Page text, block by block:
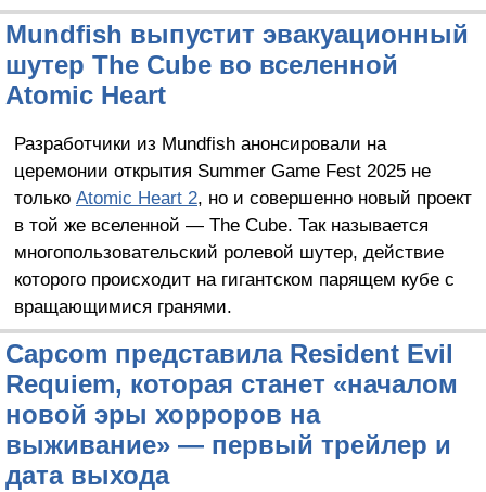
Mundfish выпустит эвакуационный
шутер The Cube во вселенной
Atomic Heart
Разработчики из Mundfish анонсировали на
церемонии открытия Summer Game Fest 2025 не
только Atomic Heart 2, но и совершенно новый проект
в той же вселенной — The Cube. Так называется
многопользовательский ролевой шутер, действие
которого происходит на гигантском парящем кубе с
вращающимися гранями.
Capcom представила Resident Evil
Requiem, которая станет «началом
новой эры хорроров на
выживание» — первый трейлер и
дата выхода